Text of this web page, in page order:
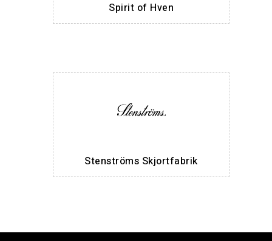
Spirit of Hven
Stenströms Skjortfabrik